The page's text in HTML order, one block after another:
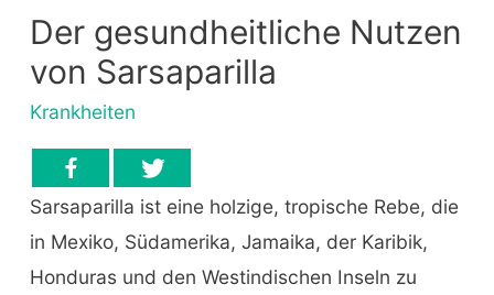
Der gesundheitliche Nutzen
von Sarsaparilla
Krankheiten
Sarsaparilla ist eine holzige, tropische Rebe, die
in Mexiko, Südamerika, Jamaika, der Karibik,
Honduras und den Westindischen Inseln zu